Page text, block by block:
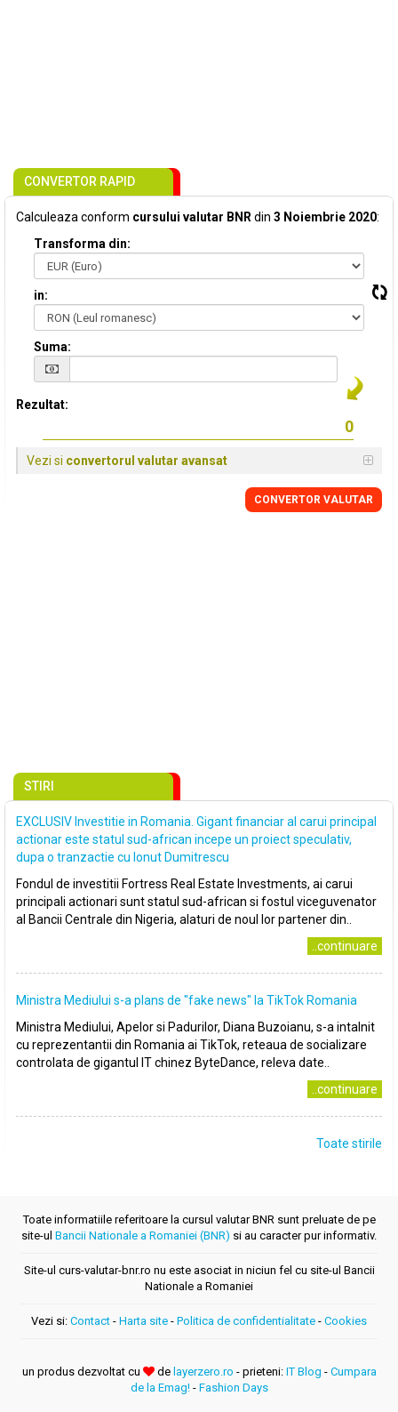
CONVERTOR RAPID
Calculeaza conform cursului valutar BNR din 3 Noiembrie 2020:
Transforma din:
in:
Suma:
Rezultat:
Vezi si convertorul valutar avansat
CONVERTOR VALUTAR
STIRI
EXCLUSIV Investitie in Romania. Gigant financiar al carui principal
actionar este statul sud-african incepe un proiect speculativ,
dupa o tranzactie cu Ionut Dumitrescu
Fondul de investitii Fortress Real Estate Investments, ai carui
principali actionari sunt statul sud-african si fostul viceguvenator
al Bancii Centrale din Nigeria, alaturi de noul lor partener din..
..continuare
Ministra Mediului s-a plans de ″fake news″ la TikTok Romania
Ministra Mediului, Apelor si Padurilor, Diana Buzoianu, s-a intalnit
cu reprezentantii din Romania ai TikTok, reteaua de socializare
controlata de gigantul IT chinez ByteDance, releva date..
..continuare
Toate stirile
Toate informatiile referitoare la cursul valutar BNR sunt preluate de pe
site-ul Bancii Nationale a Romaniei (BNR) si au caracter pur informativ.
Site-ul curs-valutar-bnr.ro nu este asociat in niciun fel cu site-ul Bancii
Nationale a Romaniei
Vezi si: Contact - Harta site - Politica de confidentialitate - Cookies
un produs dezvoltat cu de layerzero.ro - prieteni: IT Blog - Cumpara
de la Emag!- Fashion Days